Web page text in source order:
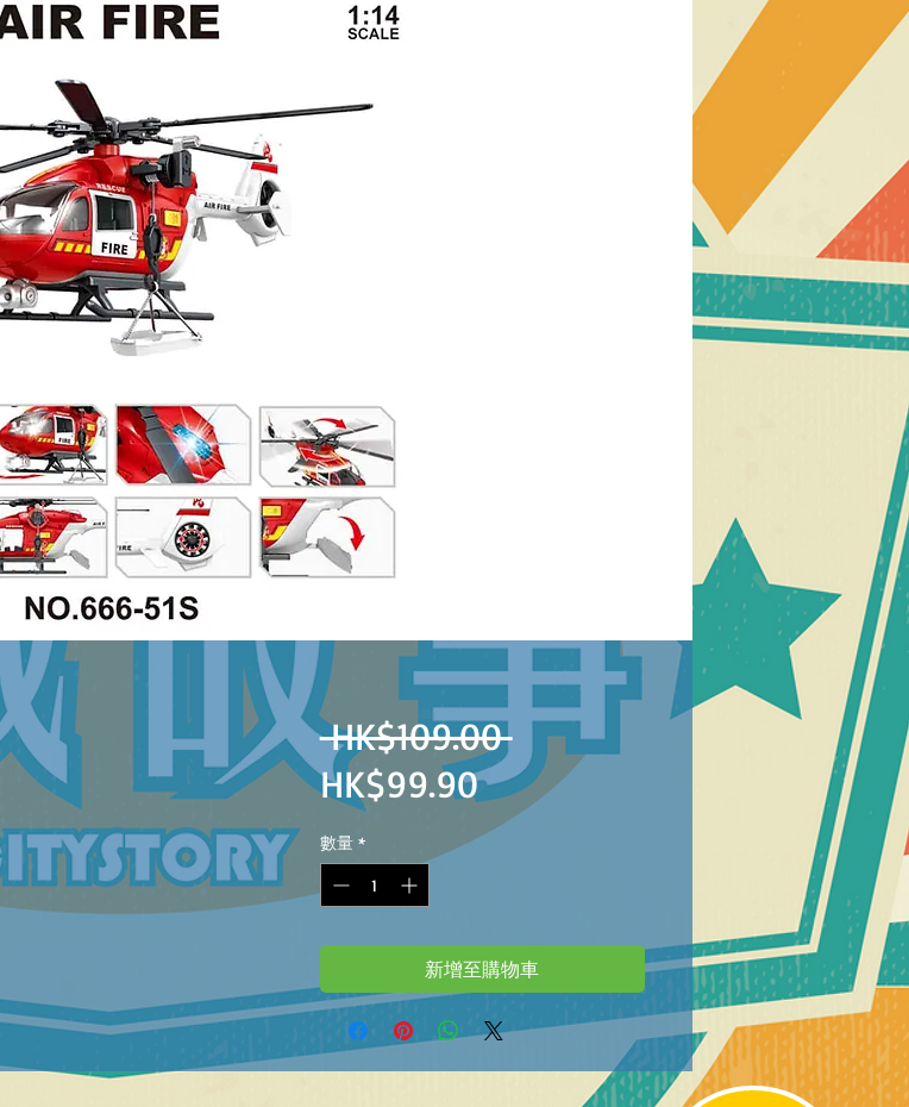
HK$109.00 一
般
HK$99.90促
銷
格
數量 *
新增至購物車